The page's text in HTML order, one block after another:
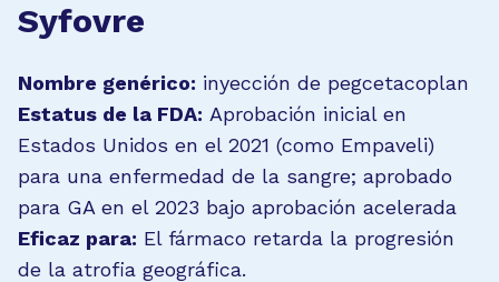
Syfovre
Nombre genérico: inyección de pegcetacoplan
Estatus de la FDA: Aprobación inicial en
Estados Unidos en el 2021 (como Empaveli)
para una enfermedad de la sangre; aprobado
para GA en el 2023 bajo aprobación acelerada
Eficaz para: El fármaco retarda la progresión
de la atrofia geográfica.